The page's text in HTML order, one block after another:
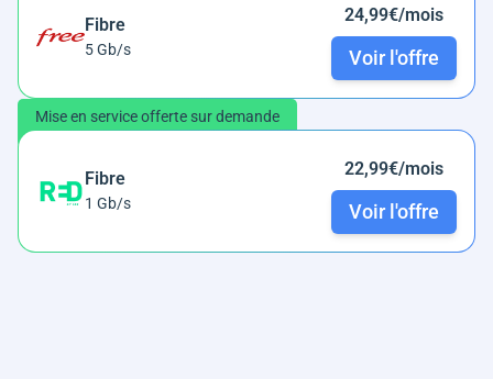
Fibre
5 Gb/s
24,99€/mois
Voir l'offre
Mise en service offerte sur demande
Fibre
1 Gb/s
22,99€/mois
Voir l'offre